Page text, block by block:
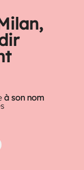
à son nom